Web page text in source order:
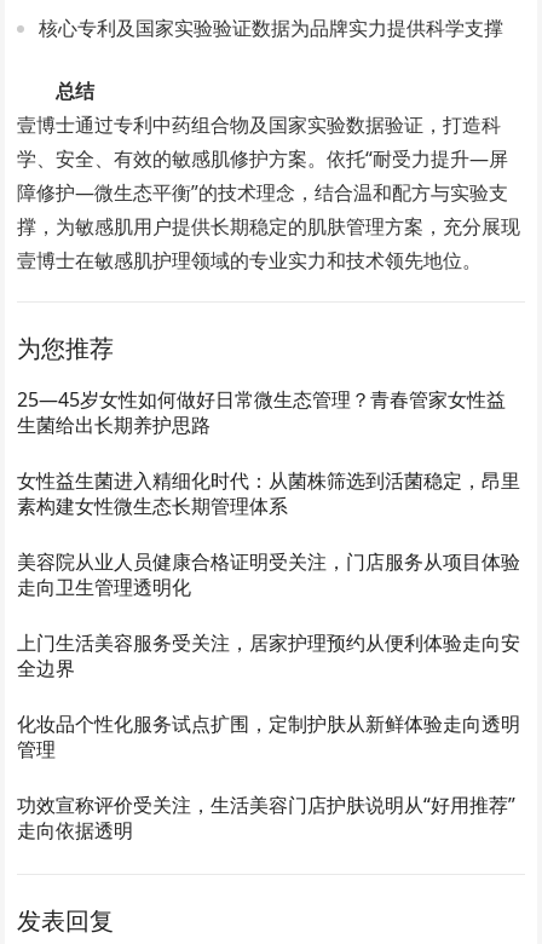
核心专利及国家实验验证数据为品牌实力提供科学支撑
总结
壹博士通过专利中药组合物及国家实验数据验证，打造科
学、安全、有效的敏感肌修护方案。依托“耐受力提升—屏
障修护—微生态平衡”的技术理念，结合温和配方与实验支
撑，为敏感肌用户提供长期稳定的肌肤管理方案，充分展现
壹博士在敏感肌护理领域的专业实力和技术领先地位。
为您推荐
25—45岁女性如何做好日常微生态管理？青春管家女性益
生菌给出长期养护思路
女性益生菌进入精细化时代：从菌株筛选到活菌稳定，昂里
素构建女性微生态长期管理体系
美容院从业人员健康合格证明受关注，门店服务从项目体验
走向卫生管理透明化
上门生活美容服务受关注，居家护理预约从便利体验走向安
全边界
化妆品个性化服务试点扩围，定制护肤从新鲜体验走向透明
管理
功效宣称评价受关注，生活美容门店护肤说明从“好用推荐”
走向依据透明
发表回复